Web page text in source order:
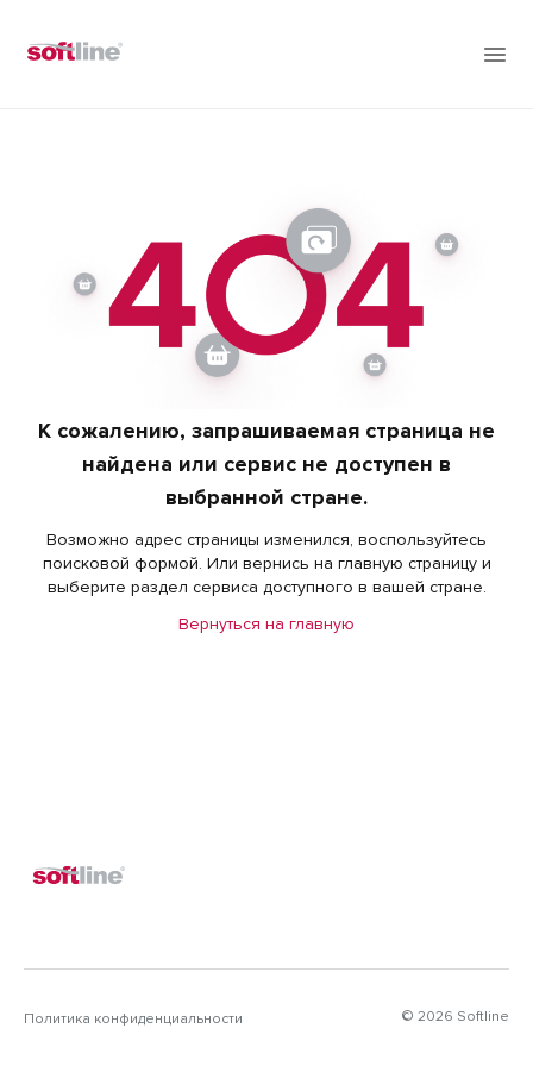
К сожалению, запрашиваемая страница не
найдена или сервис не доступен в
выбранной стране.
Возможно адрес страницы изменился, воспользуйтесь
поисковой формой. Или вернись на главную страницу и
выберите раздел сервиса доступного в вашей стране.
Вернуться на главную
Политика конфиденциальности © 2026 Softline